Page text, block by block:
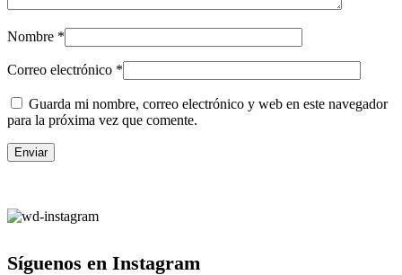
Nombre *
Correo electrónico *
Guarda mi nombre, correo electrónico y web en este navegador
para la próxima vez que comente.
Síguenos en Instagram